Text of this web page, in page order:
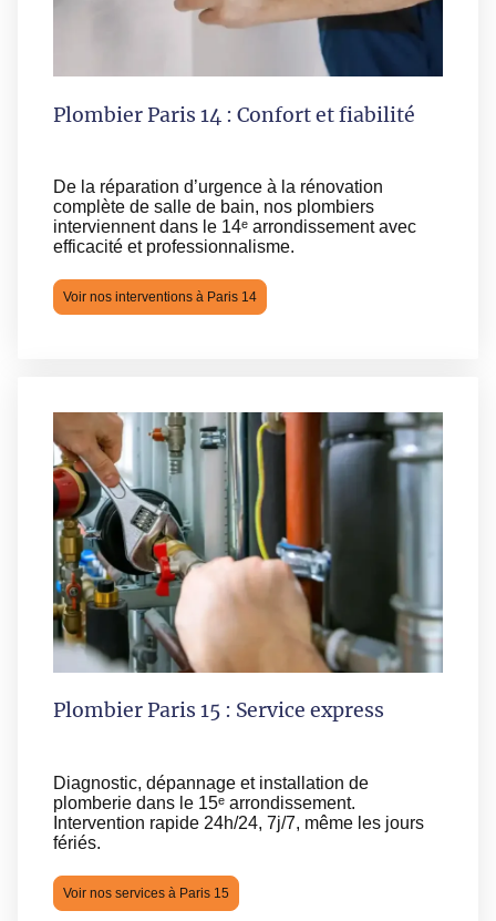
Plombier Paris 14 : Confort et fiabilité
De la réparation d’urgence à la rénovation
complète de salle de bain, nos plombiers
interviennent dans le 14ᵉ arrondissement avec
efficacité et professionnalisme.
Voir nos interventions à Paris 14
Plombier Paris 15 : Service express
Diagnostic, dépannage et installation de
plomberie dans le 15ᵉ arrondissement.
Intervention rapide 24h/24, 7j/7, même les jours
fériés.
Voir nos services à Paris 15